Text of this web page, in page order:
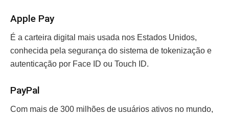
Apple Pay
É a carteira digital mais usada nos Estados Unidos,
conhecida pela segurança do sistema de tokenização e
autenticação por Face ID ou Touch ID.
PayPal
Com mais de 300 milhões de usuários ativos no mundo,